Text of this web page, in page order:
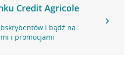
Credit Agricole
i bądź na
i promocjami